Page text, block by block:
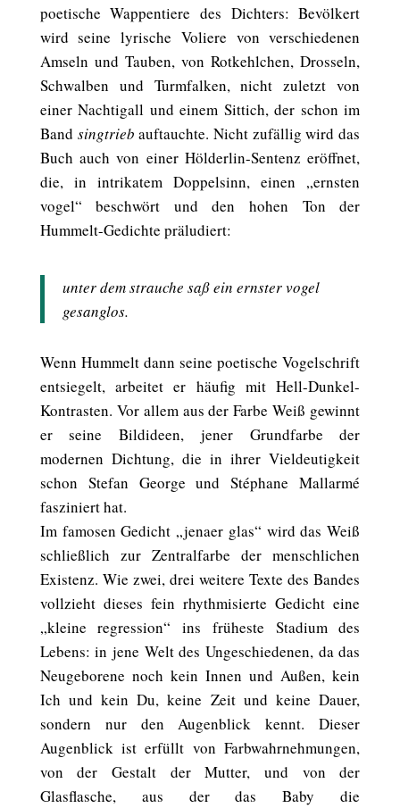
poetische Wappentiere des Dichters: Bevölkert
wird seine lyrische Voliere von verschiedenen
Amseln und Tauben, von Rotkehlchen, Drosseln,
Schwalben und Turmfalken, nicht zuletzt von
einer Nachtigall und einem Sittich, der schon im
Band singtrieb auftauchte. Nicht zufällig wird das
Buch auch von einer Hölderlin-Sentenz eröffnet,
die, in intrikatem Doppelsinn, einen „ernsten
vogel“ beschwört und den hohen Ton der
Hummelt-Gedichte präludiert:
unter dem strauche saß ein ernster vogel
gesanglos.
Wenn Hummelt dann seine poetische Vogelschrift
entsiegelt, arbeitet er häufig mit Hell-Dunkel-
Kontrasten. Vor allem aus der Farbe Weiß gewinnt
er seine Bildideen, jener Grundfarbe der
modernen Dichtung, die in ihrer Vieldeutigkeit
schon Stefan George und Stéphane Mallarmé
fasziniert hat.
Im famosen Gedicht „jenaer glas“ wird das Weiß
schließlich zur Zentralfarbe der menschlichen
Existenz. Wie zwei, drei weitere Texte des Bandes
vollzieht dieses fein rhythmisierte Gedicht eine
„kleine regression“ ins früheste Stadium des
Lebens: in jene Welt des Ungeschiedenen, da das
Neugeborene noch kein Innen und Außen, kein
Ich und kein Du, keine Zeit und keine Dauer,
sondern nur den Augenblick kennt. Dieser
Augenblick ist erfüllt von Farbwahrnehmungen,
von der Gestalt der Mutter, und von der
Glasflasche, aus der das Baby die